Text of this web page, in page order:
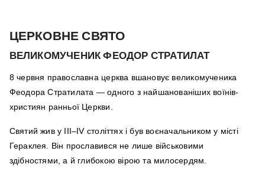
ЦЕРКОВНЕ СВЯТО
ВЕЛИКОМУЧЕНИК ФЕОДОР СТРАТИЛАТ
8 червня православна церква вшановує великомученика
Феодора Стратилата — одного з найшанованіших воїнів-
християн ранньої Церкви.
Святий жив у III–IV століттях і був воєначальником у місті
Гераклея. Він прославився не лише військовими
здібностями, а й глибокою вірою та милосердям.